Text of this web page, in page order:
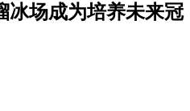
冰场成为培养未来冠